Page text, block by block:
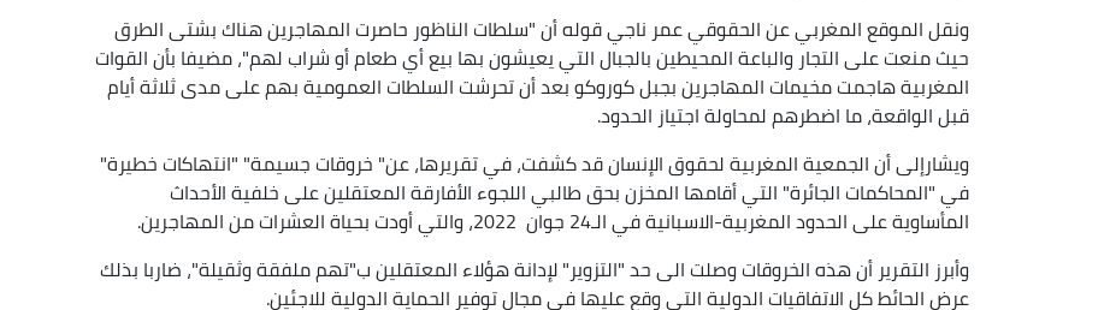
ونقل الموقع المغربي عن الحقوقي عمر ناجي قوله أن "سلطات الناظور حاصرت المهاجرين هناك بشتى الطرق
حيث منعت على التجار والباعة المحيطين بالجبال التي يعيشون بها بيع أي طعام أو شراب لهم"، مضيفا بأن القوات
المغربية هاجمت مخيمات المهاجرين بجبل كوروكو بعد أن تحرشت السلطات العمومية بهم على مدى ثلاثة أيام
قبل الواقعة، ما اضطرهم لمحاولة اجتياز الحدود.
ويشارإلى أن الجمعية المغربية لحقوق الإنسان قد كشفت، في تقريرها، عن" خروقات جسيمة" "انتهاكات خطيرة"
في "المحاكمات الجائرة" التي أقامها المخزن بحق طالبي اللجوء الأفارقة المعتقلين على خلفية الأحداث
المأساوية على الحدود المغربية-الاسبانية في الـ24 جوان 2022، والتي أودت بحياة العشرات من المهاجرين.
وأبرز التقرير أن هذه الخروقات وصلت الى حد "التزوير" لإدانة هؤلاء المعتقلين ب"تهم ملفقة وثقيلة"، ضاربا بذلك
عرض الحائط كل الاتفاقيات الدولية التي وقع عليها في مجال توفير الحماية الدولية للاجئين.